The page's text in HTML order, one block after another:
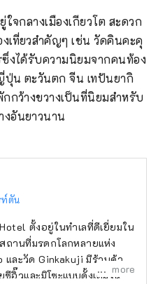
จกลางเมืองเกียวโต สะดวก
เที่ยวสำคัญๆ เช่น วัดคินคะคุ
งได้รับความนิยมจากคนท้อง
น ตะวันตก จีน เทปันยากิ
กว้างขวางเป็นที่นิยมสำหรับ
งอันยาวนาน
ท์ตัน
ตั้งอยู่ในทำเลที่ดีเยี่ยมใน
ถานที่มรดกโลกหลายแห่ง
และวัด Ginkakuji มีร้านค้า
อิ๊วและมิโซะแบบดั้งเดิมในmore